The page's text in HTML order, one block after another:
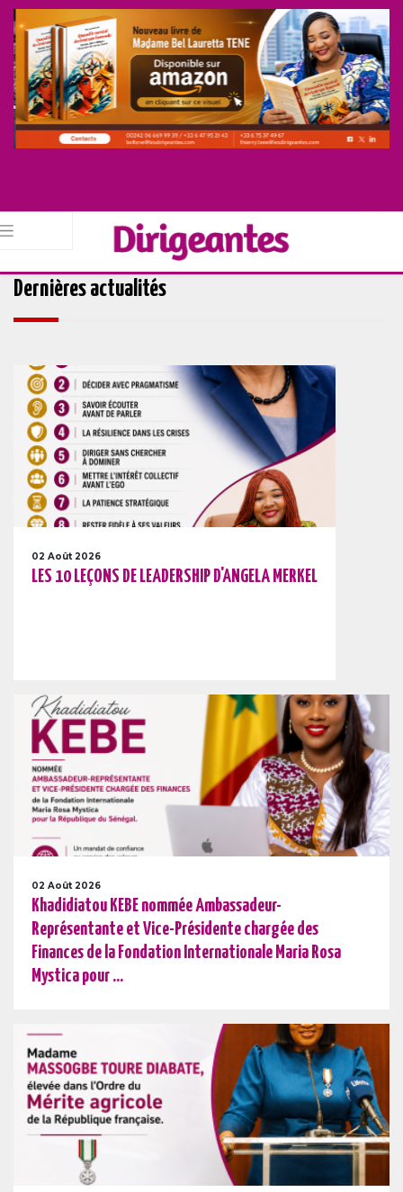
Dernières actualités
02 Août 2026
LES 10 LEÇONS DE LEADERSHIP D'ANGELA MERKEL
02 Août 2026
Khadidiatou KEBE nommée Ambassadeur-
Représentante et Vice-Présidente chargée des
Finances de la Fondation Internationale Maria Rosa
Mystica pour ...